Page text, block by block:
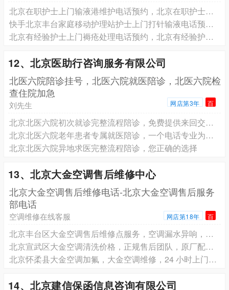
北京在职护士上门输液港维护电话预约，北京在职护士上门更换鼻饲管胃管电话预约，北京在职护士上门更换尿管电话预约
快手北京丰台家庭移动护理站护士上门打针输液电话预约 专业服务 收费合理
北京有经验护士上门褥疮处理电话预约，北京有经验护士上门气切患者护理电话预约，北京有经验护士上门吸痰排痰护理电话预约
12、北京医助行咨询服务有限公司
北医六院陪诊挂号，北医六院就医陪诊，北医六院检
查住院加急
刘先生 网店第3年 百
北京北医六院初次就诊完整流程陪诊，免费提供来回交通路线信息
北京北医六院老年患者专属就医陪诊，一个电话专业为您服务
北京北医六院异地求医完整流程陪诊，您正确的选择
13、北京大金空调售后维修中心
北京大金空调售后维修电话-北京大金空调售后服务
部电话
空调维修在线客服 网店第18年 百
北京丰台区大金空调售后维修点服务，空调漏水异响，专业师傅一次修好
北京宣武区大金空调清洗价格，正规售后团队，原厂配件质量有保障
北京怀柔县大金空调加氟，大金空调维修，24 小时上门服务
14、北京建信保函信息咨询有限公司